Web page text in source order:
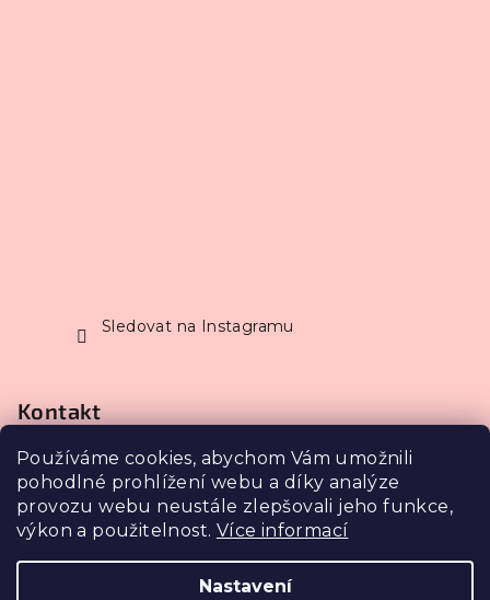
Používáme cookies, abychom Vám umožnili
pohodlné prohlížení webu a díky analýze
provozu webu neustále zlepšovali jeho funkce,
výkon a použitelnost. Více informací
Nastavení
Sledovat na Instagramu
Kontakt
info@petrasestakova.cz
602 355 544